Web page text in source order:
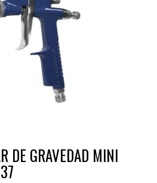
DE GRAVEDAD MINI